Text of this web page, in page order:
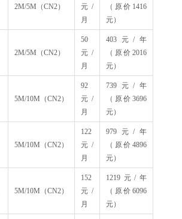
2M/5M（CN2）
元/
月
（原价1416
元）
2M/5M（CN2）
50
元/
月
403元/年
（原价2016
元）
5M/10M（CN2）
92
元/
月
739元/年
（原价3696
元）
5M/10M（CN2）
122
元/
月
979元/年
（原价4896
元）
5M/10M（CN2）
152
元/
月
1219元/年
（原价6096
元）